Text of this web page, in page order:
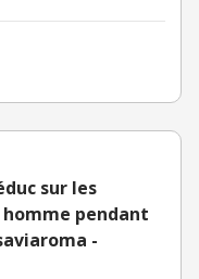
sur les
homme pendant
-